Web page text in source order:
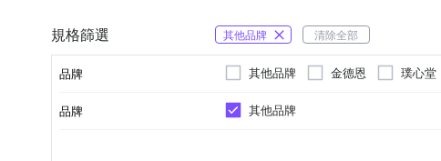
規格篩選 其他品牌 清除全部
品牌 其他品牌 金德恩 璞心堂
品牌 其他品牌